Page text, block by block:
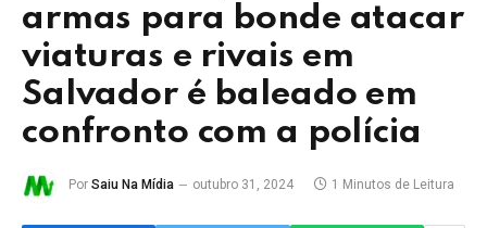
armas para bonde atacar
viaturas e rivais em
Salvador é baleado em
confronto com a polícia
Por Saiu Na Mídia outubro 31, 2024 1 Minutos de Leitura